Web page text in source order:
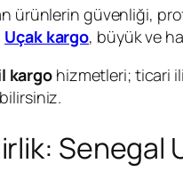
ürünlerin güvenliği,
Uçak kargo, büyük ve
kargo hizmetleri; ticari